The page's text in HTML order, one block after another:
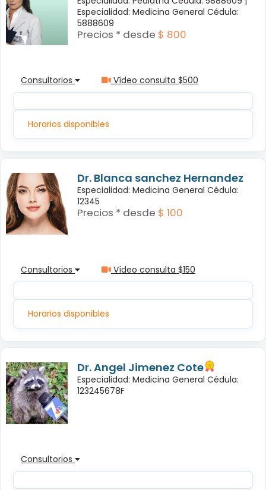
Especialidad: Medicina General Cédula:
5888609
Precios * desde $ 800
Consultorios Vídeo consulta $500
Horarios disponibles
Dr. Blanca sanchez Hernandez
Especialidad: Medicina General Cédula:
12345
Precios * desde $ 100
Consultorios Vídeo consulta $150
Horarios disponibles
Dr. Angel Jimenez Cote
Especialidad: Medicina General Cédula:
123245678F
Consultorios